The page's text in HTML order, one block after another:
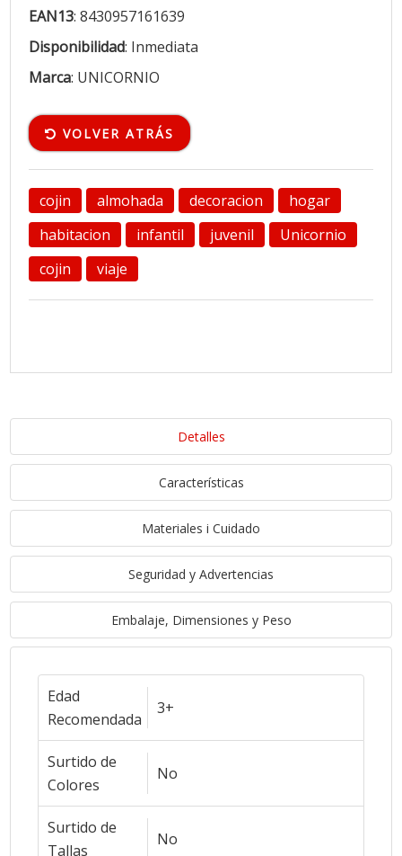
EAN13: 8430957161639
Disponibilidad: Inmediata
Marca: UNICORNIO
VOLVER ATRÁS
cojin almohada decoracion
hogar
habitacion
infantil juvenil
Unicornio
cojin
viaje
Detalles
Características
Materiales i Cuidado
Seguridad y Advertencias
Embalaje, Dimensiones y Peso
Edad
Recomendada
3+
Surtido de
Colores
No
Surtido de
Tallas
No